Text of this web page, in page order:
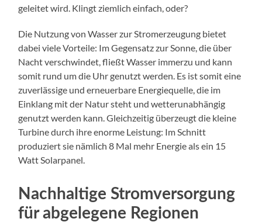
geleitet wird. Klingt ziemlich einfach, oder?
Die Nutzung von Wasser zur Stromerzeugung bietet
dabei viele Vorteile: Im Gegensatz zur Sonne, die über
Nacht verschwindet, fließt Wasser immerzu und kann
somit rund um die Uhr genutzt werden. Es ist somit eine
zuverlässige und erneuerbare Energiequelle, die im
Einklang mit der Natur steht und wetterunabhängig
genutzt werden kann. Gleichzeitig überzeugt die kleine
Turbine durch ihre enorme Leistung: Im Schnitt
produziert sie nämlich 8 Mal mehr Energie als ein 15
Watt Solarpanel.
Nachhaltige Stromversorgung
für abgelegene Regionen